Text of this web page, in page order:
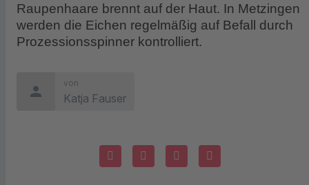
Raupenhaare brennt auf der Haut. In Metzingen
werden die Eichen regelmäßig auf Befall durch
Prozessionsspinner kontrolliert.
person
von
Katja Fauser